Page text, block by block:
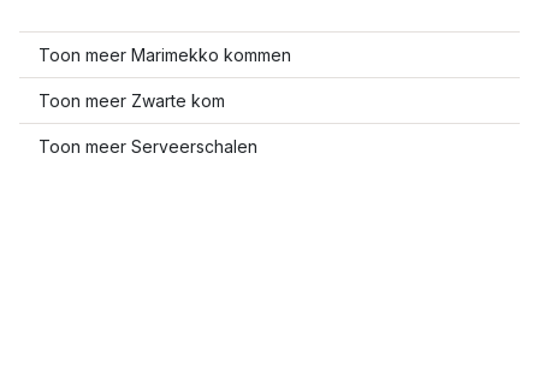
Toon meer Marimekko kommen
Toon meer Zwarte kom
Toon meer Serveerschalen